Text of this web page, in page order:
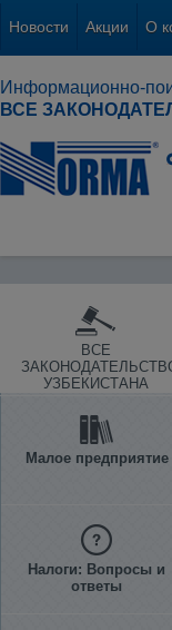
Новости Акции О
Информационно-
ВСЕ
ВСЕ
УЗБЕКИСТАНА
Малое предприятие
Налоги: Вопросы и
ответы